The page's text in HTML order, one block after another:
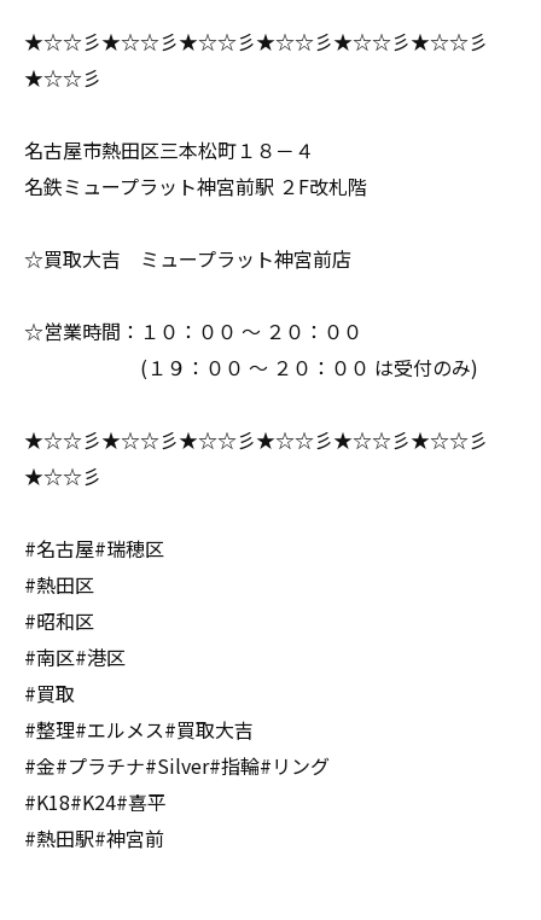
★☆☆彡★☆☆彡★☆☆彡★☆☆彡★☆☆彡★☆☆彡
★☆☆彡
名古屋市熱田区三本松町１８－４
名鉄ミュープラット神宮前駅 ２F改札階
☆買取大吉 ミュープラット神宮前店
☆営業時間：１０：００ ～ ２０：００
(１９：００ ～ ２０：００ は受付のみ)
★☆☆彡★☆☆彡★☆☆彡★☆☆彡★☆☆彡★☆☆彡
★☆☆彡
#名古屋#瑞穂区
#熱田区
#昭和区
#南区#港区
#買取
#整理#エルメス#買取大吉
#金#プラチナ#Silver#指輪#リング
#K18#K24#喜平
#熱田駅#神宮前